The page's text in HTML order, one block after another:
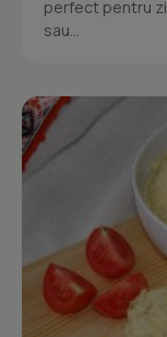
perfect pentru
sau...